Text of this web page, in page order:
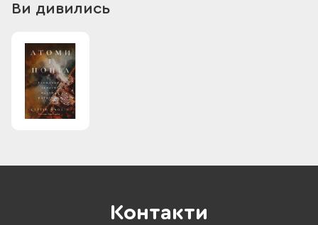
Ви дивились
Контакти